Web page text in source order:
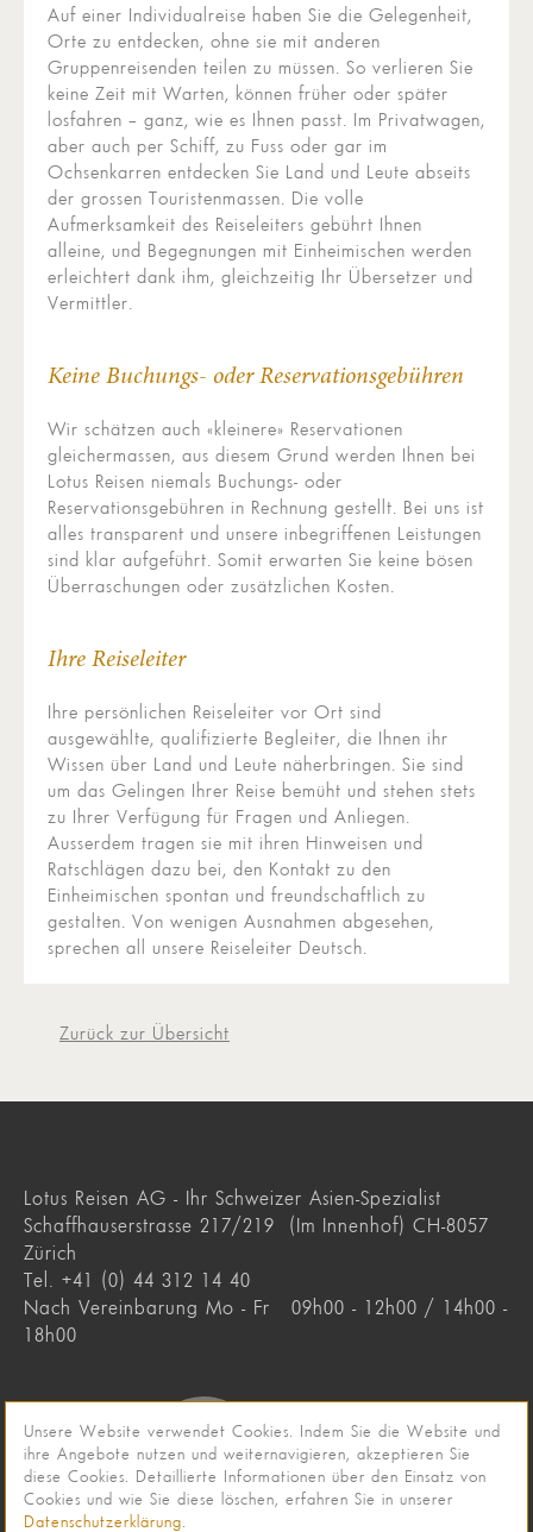
Auf einer Individualreise haben Sie die Gelegenheit,
Orte zu entdecken, ohne sie mit anderen
Gruppenreisenden teilen zu müssen. So verlieren Sie
keine Zeit mit Warten, können früher oder später
losfahren – ganz, wie es Ihnen passt. Im Privatwagen,
aber auch per Schiff, zu Fuss oder gar im
Ochsenkarren entdecken Sie Land und Leute abseits
der grossen Touristenmassen. Die volle
Aufmerksamkeit des Reiseleiters gebührt Ihnen
alleine, und Begegnungen mit Einheimischen werden
erleichtert dank ihm, gleichzeitig Ihr Übersetzer und
Vermittler.
Keine Buchungs- oder Reservationsgebühren
Wir schätzen auch «kleinere» Reservationen
gleichermassen, aus diesem Grund werden Ihnen bei
Lotus Reisen niemals Buchungs- oder
Reservationsgebühren in Rechnung gestellt. Bei uns ist
alles transparent und unsere inbegriffenen Leistungen
sind klar aufgeführt. Somit erwarten Sie keine bösen
Überraschungen oder zusätzlichen Kosten.
Ihre Reiseleiter
Ihre persönlichen Reiseleiter vor Ort sind
ausgewählte, qualifizierte Begleiter, die Ihnen ihr
Wissen über Land und Leute näherbringen. Sie sind
um das Gelingen Ihrer Reise bemüht und stehen stets
zu Ihrer Verfügung für Fragen und Anliegen.
Ausserdem tragen sie mit ihren Hinweisen und
Ratschlägen dazu bei, den Kontakt zu den
Einheimischen spontan und freundschaftlich zu
gestalten. Von wenigen Ausnahmen abgesehen,
sprechen all unsere Reiseleiter Deutsch.
Zurück zur Übersicht
Lotus Reisen AG - Ihr Schweizer Asien-Spezialist
Schaffhauserstrasse 217/219 (Im Innenhof) CH-8057
Zürich
Tel. +41 (0) 44 312 14 40
Nach Vereinbarung Mo - Fr 09h00 - 12h00 / 14h00 -
18h00
Unsere Website verwendet Cookies. Indem Sie die Website und
ihre Angebote nutzen und weiternavigieren, akzeptieren Sie
diese Cookies. Detaillierte Informationen über den Einsatz von
Cookies und wie Sie diese löschen, erfahren Sie in unserer
Datenschutzerklärung.